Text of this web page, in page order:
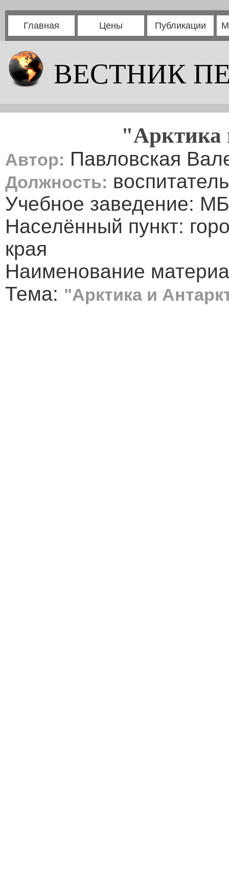
Главная Цены Публикации
ВЕСТНИК
"Арктика
Автор: Павловская
Должность: воспитатель
Учебное заведение:
Населённый пункт:
края
Наименование
Тема: "Арктика и